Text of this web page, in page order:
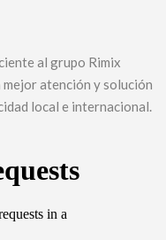
al grupo Rimix
atención y solución
local e internacional.